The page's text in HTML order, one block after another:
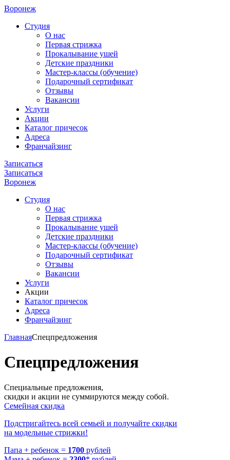
Воронеж
Cтудия
О нас
Первая стрижка
Прокалывание ушей
Детские праздники
Мастер-классы (обучение)
Подарочный сертификат
Отзывы
Вакансии
Услуги
Акции
Каталог причесок
Адреса
Франчайзинг
Записаться
Записаться
Воронеж
Cтудия
О нас
Первая стрижка
Прокалывание ушей
Детские праздники
Мастер-классы (обучение)
Подарочный сертификат
Отзывы
Вакансии
Услуги
Акции
Каталог причесок
Адреса
Франчайзинг
ГлавнаяСпецпредложения
Спецпредложения
Специальные предложения,
скидки и акции не суммируются между собой.
Семейная скидка
Подстригайтесь всей семьей и получайте скидки
на модельные стрижки!
Папа + ребенок = 1700 рублей